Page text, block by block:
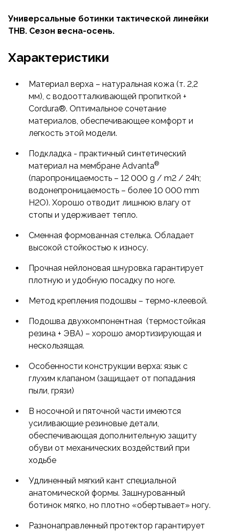
Универсальные ботинки тактической линейки
THB. Сезон весна-осень.
Характеристики
Материал верха – натуральная кожа (т. 2,2
мм), с водоотталкивающей пропиткой +
Cordura®. Оптимальное сочетание
материалов, обеспечивающее комфорт и
легкость этой модели.
Подкладка - практичный синтетический
материал на мембране Advanta®
(паропроницаемость – 12 000 g / m2 / 24h;
водонепроницаемость – более 10 000 mm
H2O). Хорошо отводит лишнюю влагу от
стопы и удерживает тепло.
Сменная формованная стелька. Обладает
высокой стойкостью к износу.
Прочная нейлоновая шнуровка гарантирует
плотную и удобную посадку по ноге.
Метод крепления подошвы – термо-клеевой.
Подошва двухкомпонентная (термостойкая
резина + ЭВА) – хорошо амортизирующая и
нескользящая.
Особенности конструкции верха: язык с
глухим клапаном (защищает от попадания
пыли, грязи)
В носочной и пяточной части имеются
усиливающие резиновые детали,
обеспечивающая дополнительную защиту
обуви от механических воздействий при
ходьбе
Удлиненный мягкий кант специальной
анатомической формы. Зашнурованный
ботинок мягко, но плотно «обертывает» ногу.
Разнонаправленный протектор гарантирует